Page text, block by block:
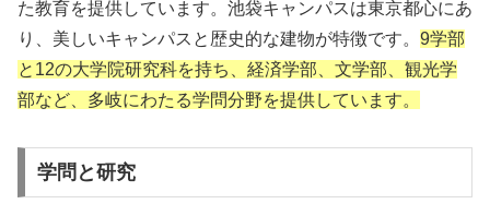
た教育を提供しています。池袋キャンパスは東京都心にあ
り、美しいキャンパスと歴史的な建物が特徴です。 9学部
と12の大学院研究科を持ち、経済学部、文学部、観光学
部など、多岐にわたる学問分野を提供しています。
学問と研究